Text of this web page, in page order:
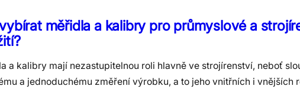
měřidla a kalibry pro průmyslové a
a kalibry mají nezastupitelnou roli hlavně ve strojírenství, neboť
a jednoduchému změření výrobku, a to jeho vnitřních i vnějších